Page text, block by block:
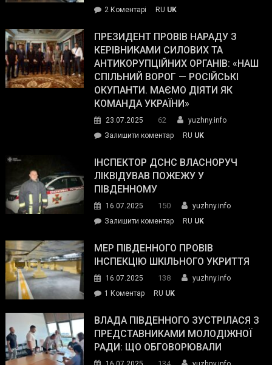
The
Street
Journal.
2 Коментарі
Південному
працівникам
ОПЗ
з
матеріального
резерву
гуманітарну
допомогу
RU UK
ПРЕЗИДЕНТ ПРОВІВ НАРАДУ З
КЕРІВНИКАМИ СИЛОВИХ ТА
АНТИКОРУПЦІЙНИХ ОРГАНІВ: «НАШ
СПІЛЬНИЙ ВОРОГ — РОСІЙСЬКІ
ОКУПАНТИ. МАЄМО ДІЯТИ ЯК
КОМАНДА УКРАЇНИ»
23.07.2025 62
yuzhny.info
Залишити коментарon
провів
нараду
силових
та
органів:
«Наш
спільний
окупанти.
Маємо
діяти
RU UK
ІНСПЕКТОР ДСНС ВЛАСНОРУЧ
ЛІКВІДУВАВ ПОЖЕЖУ У
ПІВДЕННОМУ
16.07.2025 150
yuzhny.info
Залишити коментарon
ДСНС
власноруч
пожежу
у
RU UK
МЕР ПІВДЕННОГО ПРОВІВ
ІНСПЕКЦІЮ ШКІЛЬНОГО УКРИТТЯ
16.07.2025 138
yuzhny.info
1 Коментардо
Південного
провів
інспекцію
RU UK
ВЛАДА ПІВДЕННОГО ЗУСТРІЛАСЯ З
ПРЕДСТАВНИКАМИ МОЛОДІЖНОЇ
РАДИ: ЩО ОБГОВОРЮВАЛИ